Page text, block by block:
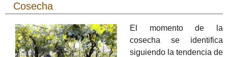
Cosecha
El momento de la
cosecha se identifica
siguiendo la tendencia de